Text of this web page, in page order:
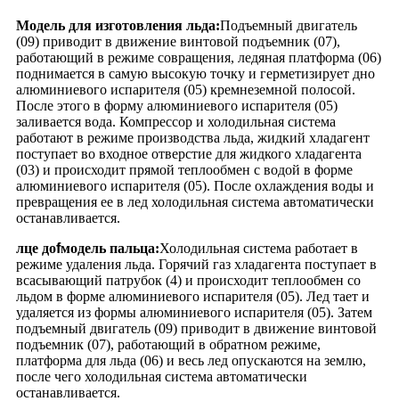
Модель для изготовления льда:Подъемный двигатель
(09) приводит в движение винтовой подъемник (07),
работающий в режиме совращения, ледяная платформа (06)
поднимается в самую высокую точку и герметизирует дно
алюминиевого испарителя (05) кремнеземной полосой.
После этого в форму алюминиевого испарителя (05)
заливается вода. Компрессор и холодильная система
работают в режиме производства льда, жидкий хладагент
поступает во входное отверстие для жидкого хладагента
(03) и происходит прямой теплообмен с водой в форме
алюминиевого испарителя (05). После охлаждения воды и
превращения ее в лед холодильная система автоматически
останавливается.
лце доfмодель пальца:Холодильная система работает в
режиме удаления льда. Горячий газ хладагента поступает в
всасывающий патрубок (4) и происходит теплообмен со
льдом в форме алюминиевого испарителя (05). Лед тает и
удаляется из формы алюминиевого испарителя (05). Затем
подъемный двигатель (09) приводит в движение винтовой
подъемник (07), работающий в обратном режиме,
платформа для льда (06) и весь лед опускаются на землю,
после чего холодильная система автоматически
останавливается.